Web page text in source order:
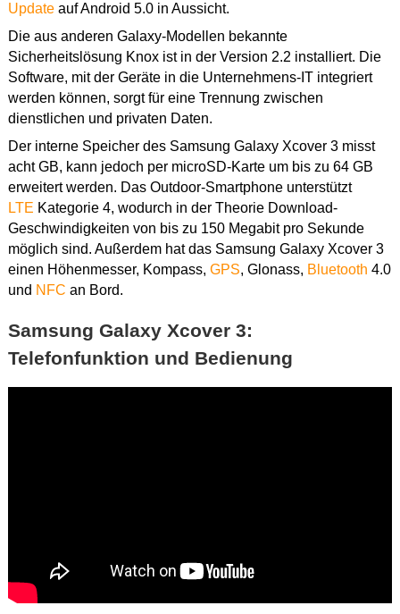
Updateauf Android 5.0 in Aussicht.
Die aus anderen Galaxy-Modellen bekannte
Sicherheitslösung Knox ist in der Version 2.2 installiert. Die
Software, mit der Geräte in die Unternehmens-IT integriert
werden können, sorgt für eine Trennung zwischen
dienstlichen und privaten Daten.
Der interne Speicher des Samsung Galaxy Xcover 3 misst
acht GB, kann jedoch per microSD-Karte um bis zu 64 GB
erweitert werden. Das Outdoor-Smartphone unterstützt
LTE Kategorie 4, wodurch in der Theorie Download-
Geschwindigkeiten von bis zu 150 Megabit pro Sekunde
möglich sind. Außerdem hat das Samsung Galaxy Xcover 3
einen Höhenmesser, Kompass, GPS, Glonass, Bluetooth 4.0
und NFC an Bord.
Samsung Galaxy Xcover 3:
Telefonfunktion und Bedienung